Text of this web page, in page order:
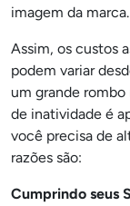
imagem da marca.
Assim, os custos
podem variar
um grande
de inatividade é
você precisa de
razões são:
Cumprindo seus